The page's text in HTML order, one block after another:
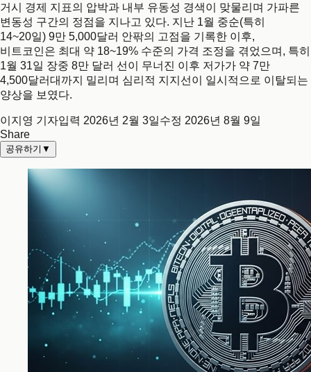
거시 경제 지표의 압박과 내부 유동성 경색이 맞물리며 가파른
변동성 구간의 정점을 지나고 있다. 지난 1월 중순(특히
14~20일) 9만 5,000달러 안팎의 고점을 기록한 이후,
비트코인은 최대 약 18~19% 수준의 가격 조정을 겪었으며, 특히
1월 31일 장중 8만 달러 선이 무너진 이후 저가가 약 7만
4,500달러대까지 밀리며 심리적 지지선이 일시적으로 이탈되는
양상을 보였다.
이지영 기자입력 2026년 2월 3일수정 2026년 8월 9일
Share
공유하기 ▼